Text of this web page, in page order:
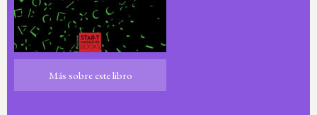
Más sobre este libro